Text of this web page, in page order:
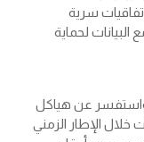
سرية
لحماية
واستفسر عن هياكل
خلال الإطار الزمني